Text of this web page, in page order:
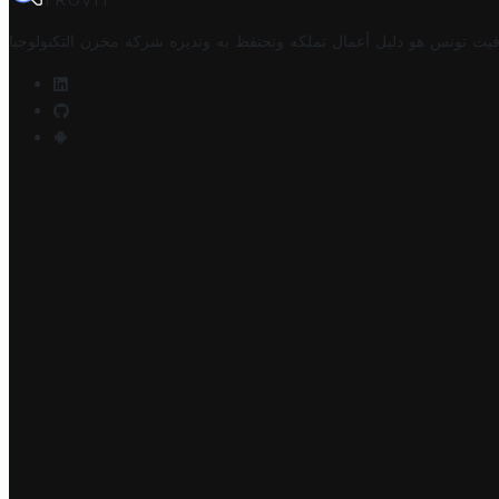
تونس هو دليل أعمال تملكه وتحتفظ به وتديره شركة مخزن التكنولوجيا